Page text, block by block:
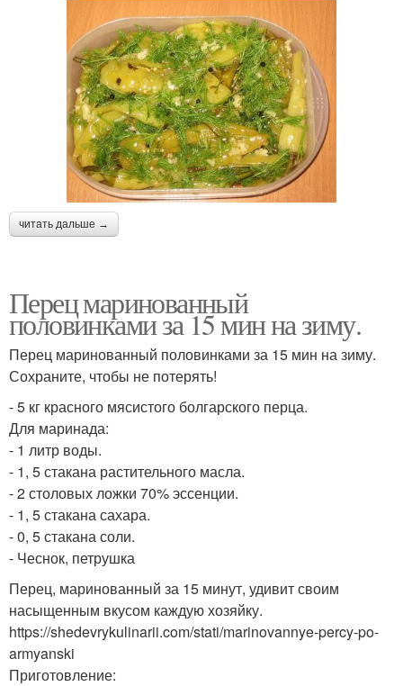
читать дальше →
Перец маринованный
половинками за 15 мин на зиму.
Перец маринованный половинками за 15 мин на зиму.
Сохраните, чтобы не потерять!
- 5 кг красного мясистого болгарского перца.
Для маринада:
- 1 литр воды.
- 1, 5 стакана растительного масла.
- 2 столовых ложки 70% эссенции.
- 1, 5 стакана сахара.
- 0, 5 стакана соли.
- Чеснок, петрушка
Перец, маринованный за 15 минут, удивит своим
насыщенным вкусом каждую хозяйку.
https://shedevrykulinarii.com/stati/marinovannye-percy-po-
armyanski
Приготовление: